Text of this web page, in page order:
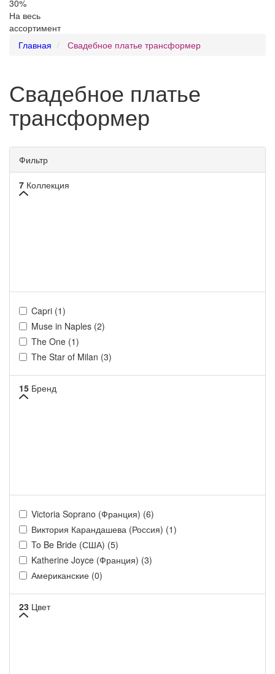
30%
На весь
ассортимент
Главная
Свадебное платье трансформер
Свадебное платье
трансформер
Фильтр
7 Коллекция
Capri (1)
Muse in Naples (2)
The One (1)
The Star of Milan (3)
15 Бренд
Victoria Soprano (Франция) (6)
Виктория Карандашева (Россия) (1)
To Be Bride (США) (5)
Katherine Joyce (Франция) (3)
Американские (0)
23 Цвет